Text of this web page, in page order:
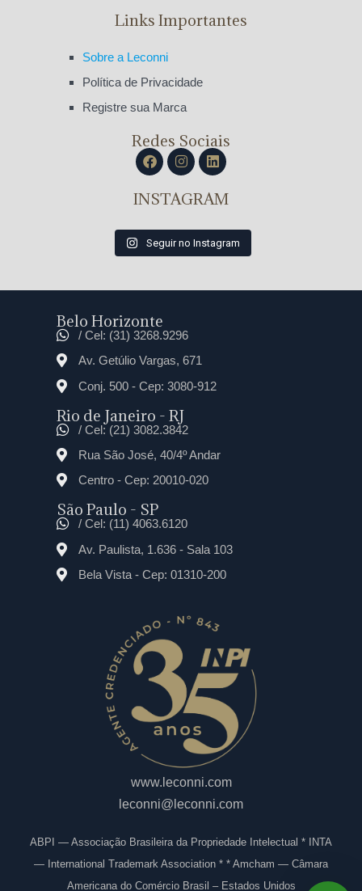
Links Importantes
Sobre a Leconni
Política de Privacidade
Registre sua Marca
Redes Sociais
INSTAGRAM
Seguir no Instagram
Belo Horizonte
/ Cel: (31) 3268.9296
Av. Getúlio Vargas, 671
Conj. 500 - Cep: 3080-912
Rio de Janeiro - RJ
/ Cel: (21) 3082.3842
Rua São José, 40/4º Andar
Centro - Cep: 20010-020
São Paulo - SP
/ Cel: (11) 4063.6120
Av. Paulista, 1.636 - Sala 103
Bela Vista - Cep: 01310-200
www.leconni.com
leconni@leconni.com
ABPI — Associação Brasileira da Propriedade Intelectual * INTA
— International Trademark Association * * Amcham — Câmara
Americana do Comércio Brasil – Estados Unidos